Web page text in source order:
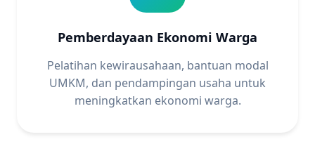
Pemberdayaan Ekonomi Warga
Pelatihan kewirausahaan, bantuan modal
UMKM, dan pendampingan usaha untuk
meningkatkan ekonomi warga.